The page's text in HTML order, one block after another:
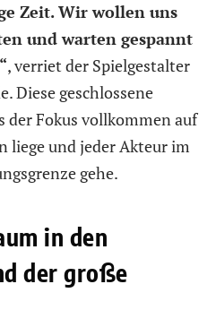
Zeit. Wir wollen uns
und warten gespannt
, verriet der Spielgestalter
Diese geschlossene
der Fokus vollkommen auf
liege und jeder Akteur im
gehe.
in den
der große